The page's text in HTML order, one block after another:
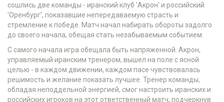
сошлись две команды - иранский клуб 'Акрон' и российский
'Оренбург', показавшие непередаваемую страсть и
стремление к победе. Матч начал набирать обороты задолго
до своего начала, обещая стать незабываемым событием.
С самого начала игра обещала быть напряженной. Акрон,
управляемый иранским тренером, вышел на поле с ясной
целью - в каждом движении, каждом пасе чувствовалась
решимость и желание показать лучшее. Тренер команды,
обладая неподдельной энергией, смог настроить иранских и
российских игроков на этот ответственный матч, подчеркнув